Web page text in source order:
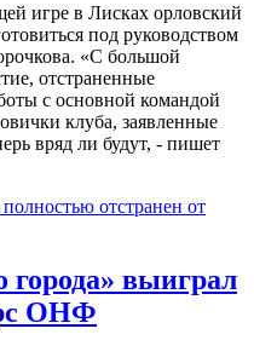
игре в Лисках орловский
под руководством
«С большой
отстраненные
с основной командой
клуба, заявленные
вряд ли будут, - пишет
отстранен от
города» выиграл
ОНФ